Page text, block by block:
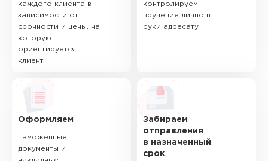
каждого клиента в
зависимости от
срочности и цены, на
которую
ориентируется
клиент
контролируем
вручение лично в
руки адресату
Оформляем
Таможенные
документы и
Забираем
отправления
в назначенный
срок